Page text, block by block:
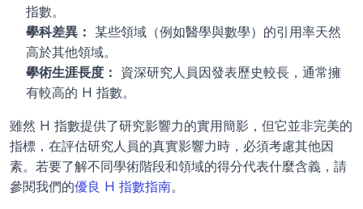
指數。
學科差異： 某些領域（例如醫學與數學）的引用率天然
高於其他領域。
學術生涯長度： 資深研究人員因發表歷史較長，通常擁
有較高的 H 指數。
雖然 H 指數提供了研究影響力的實用簡影，但它並非完美的
指標，在評估研究人員的真實影響力時，必須考慮其他因
素。若要了解不同學術階段和領域的得分代表什麼含義，請
參閱我們的優良 H 指數指南。